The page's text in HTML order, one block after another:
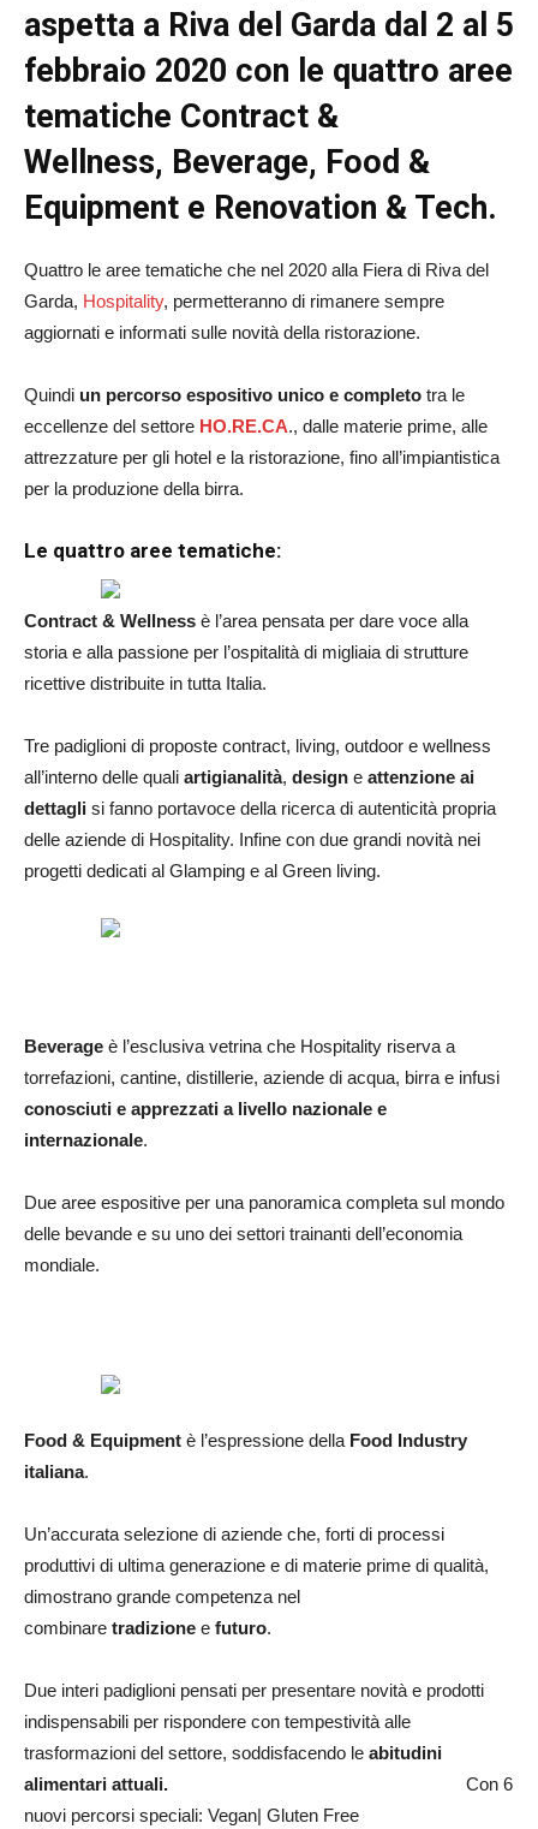
aspetta a Riva del Garda dal 2 al 5
febbraio 2020 con le quattro aree
tematiche Contract &
Wellness, Beverage, Food &
Equipment e Renovation & Tech.
Quattro le aree tematiche che nel 2020 alla Fiera di Riva del
Garda, Hospitality, permetteranno di rimanere sempre
aggiornati e informati sulle novità della ristorazione.
Quindi un percorso espositivo unico e completo tra le
eccellenze del settore HO.RE.CA., dalle materie prime, alle
attrezzature per gli hotel e la ristorazione, fino all’impiantistica
per la produzione della birra.
Le quattro aree tematiche:
Contract & Wellness è l’area pensata per dare voce alla
storia e alla passione per l’ospitalità di migliaia di strutture
ricettive distribuite in tutta Italia.
Tre padiglioni di proposte contract, living, outdoor e wellness
all’interno delle quali artigianalità, design e attenzione ai
dettagli si fanno portavoce della ricerca di autenticità propria
delle aziende di Hospitality. Infine con due grandi novità nei
progetti dedicati al Glamping e al Green living.
Beverage è l’esclusiva vetrina che Hospitality riserva a
torrefazioni, cantine, distillerie, aziende di acqua, birra e infusi
conosciuti e apprezzati a livello nazionale e
internazionale.
Due aree espositive per una panoramica completa sul mondo
delle bevande e su uno dei settori trainanti dell’economia
mondiale.
Food & Equipment è l’espressione della Food Industry
italiana.
Un’accurata selezione di aziende che, forti di processi
produttivi di ultima generazione e di materie prime di qualità,
dimostrano grande competenza nel
combinare tradizione e futuro.
Due interi padiglioni pensati per presentare novità e prodotti
indispensabili per rispondere con tempestività alle
trasformazioni del settore, soddisfacendo le abitudini
alimentari attuali.
Con 6
nuovi percorsi speciali: Vegan| Gluten Free